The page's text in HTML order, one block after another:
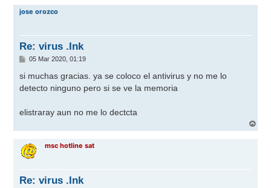
r
jose orozco
Re: virus .Ink
M
n
a
05 Mar 2020, 01:19
si muchas gracias. ya se coloco el antivirus y no me lo
detecto ninguno pero si se ve la memoria
elistraray aun no me lo dectcta
r
msc hotline sat
Re: virus .Ink